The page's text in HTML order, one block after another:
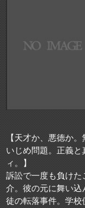
【天才か、悪徳か
いじめ問題。正義
ィ。】
訴訟で一度も負け
介。彼の元に舞い込
徒の転落事件。学